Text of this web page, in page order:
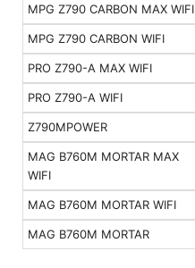
MPG Z790 CARBON MAX WIFI
MPG Z790 CARBON WIFI
PRO Z790-A MAX WIFI
PRO Z790-A WIFI
Z790MPOWER
MAG B760M MORTAR MAX
WIFI
MAG B760M MORTAR WIFI
MAG B760M MORTAR